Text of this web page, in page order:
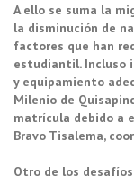
A ello se suma la
la disminución de
factores que han
estudiantil. Incluso
y equipamiento
Milenio de
matrícula debido a
Bravo Tisalema,
Otro de los